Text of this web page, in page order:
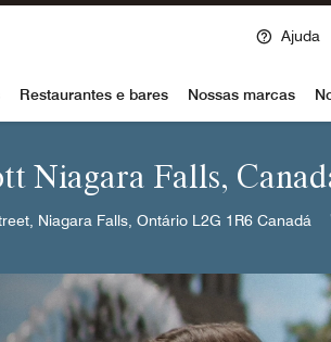
Ajuda
Restaurantes e bares Nossas marcas
Niagara Falls,
Niagara Falls, Ontário L2G 1R6 Canadá